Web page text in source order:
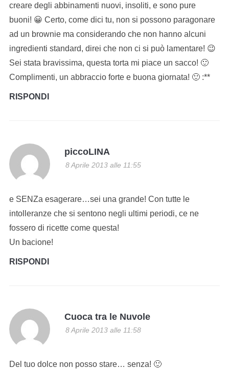
creare degli abbinamenti nuovi, insoliti, e sono pure
buoni! 😀 Certo, come dici tu, non si possono paragonare
ad un brownie ma considerando che non hanno alcuni
ingredienti standard, direi che non ci si può lamentare! 😉
Sei stata bravissima, questa torta mi piace un sacco! 🙂
Complimenti, un abbraccio forte e buona giornata! 🙂 :**
RISPONDI
piccoLINA
8 Aprile 2013 alle 11:55
e SENZa esagerare…sei una grande! Con tutte le
intolleranze che si sentono negli ultimi periodi, ce ne
fossero di ricette come questa!
Un bacione!
RISPONDI
Cuoca tra le Nuvole
8 Aprile 2013 alle 11:58
Del tuo dolce non posso stare… senza! 🙂